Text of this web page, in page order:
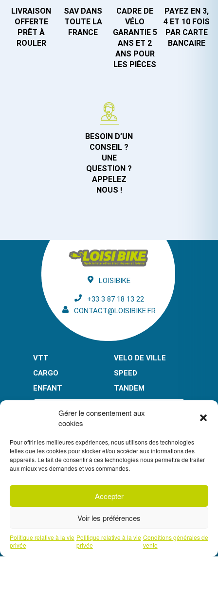
Gérer le consentement aux
cookies
Pour offrir les meilleures expériences, nous utilisons des technologies
telles que les cookies pour stocker et/ou accéder aux informations des
appareils. Le fait de consentir à ces technologies nous permettra de traiter
aux mieux vos demandes et vos commandes.
Accepter
Voir les préférences
Politique relative à la vie
privée
Politique relative à la vie
privée
Conditions générales de
vente
LIVRAISON
OFFERTE
PRÊT À
ROULER
SAV DANS
TOUTE LA
FRANCE
CADRE DE
VÉLO
GARANTIE 5
ANS ET 2
ANS POUR
LES PIÈCES
PAYEZ EN 3,
4 ET 10 FOIS
PAR CARTE
BANCAIRE
BESOIN D’UN
CONSEIL ?
UNE
QUESTION ?
APPELEZ
NOUS !
notre newsletter
avec l'un de nos experts
LOISIBIKE
+33 3 87 18 13 22
CONTACT@LOISIBIKE.FR
VTT
VELO DE VILLE
CARGO
SPEED
ENFANT
TANDEM
PAIEMENT EN PLUSIEURS FOIS* :
LIMITÉ À 3000 € POUR LE 10X. LIMITÉ À 6000 € POUR LE 3X ET 4X.
CONDITION GÉNÉRALES DE VENTE
POLITIQUE DE CONFIDENTIALITÉ
SOUS RÉSERVE D’ACCEPTATION PAR FLOA. VOUS